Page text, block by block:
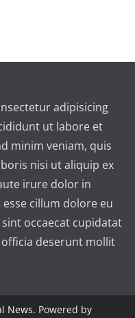
adipisicing
ut labore et
minim veniam, quis
nisi ut aliquip ex
irure dolor in
cillum dolore eu
occaecat cupidatat
deserunt mollit
News. Powered by